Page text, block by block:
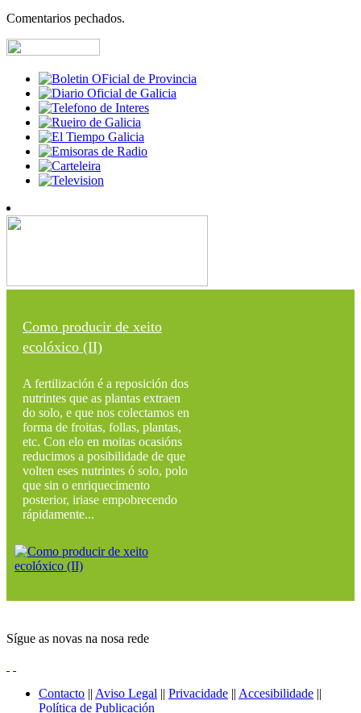
Comentarios pechados.
Como producir de xeito
ecolóxico (II)
A fertilización é a reposición dos
nutrintes que as plantas extraen
do solo, e que nos colectamos en
forma de froitas, follas, plantas,
etc. Con elo en moitas ocasións
reducimos a posibilidade de que
volten eses nutrintes ó solo, polo
que sin o enriquecimento
posterior, iriase empobrecendo
rápidamente...
Sígue as novas na nosa rede
Contacto || Aviso Legal || Privacidade || Accesibilidade ||
Política de Publicación